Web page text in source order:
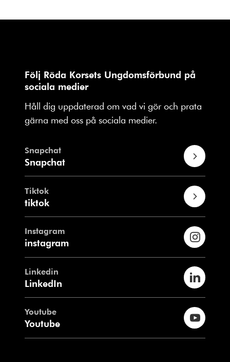
Följ Röda Korsets Ungdomsförbund på
sociala medier
Håll dig uppdaterad om vad vi gör och prata
gärna med oss på sociala medier.
Snapchat
Snapchat
Tiktok
tiktok
Instagram
instagram
Linkedin
LinkedIn
Youtube
Youtube